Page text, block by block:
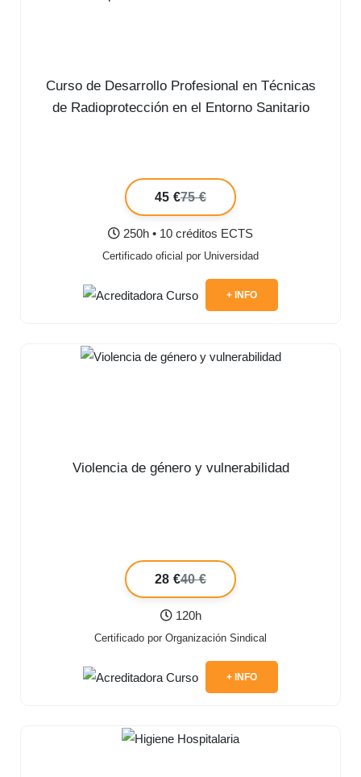
Curso de Desarrollo Profesional en Técnicas
de Radioprotección en el Entorno Sanitario
45 €75 €
250h • 10 créditos ECTS
Certificado oficial por Universidad
+ INFO
Violencia de género y vulnerabilidad
28 €40 €
120h
Certificado por Organización Sindical
+ INFO